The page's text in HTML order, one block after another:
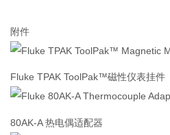
附件
Fluke TPAK ToolPak™磁性仪表挂件
80AK-A 热电偶适配器